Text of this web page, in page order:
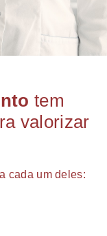
tem
valorizar
cada um deles: